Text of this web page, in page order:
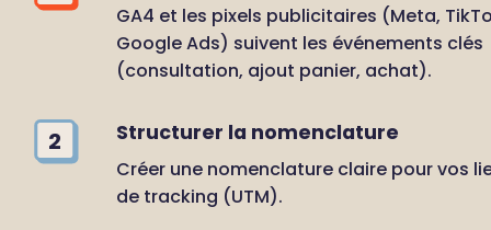
GA4 et les pixels publicitaires (Meta,
Google Ads) suivent les événements clés
(consultation, ajout panier, achat).
2 Structurer la nomenclature
Créer une nomenclature claire pour vos
de tracking (UTM).